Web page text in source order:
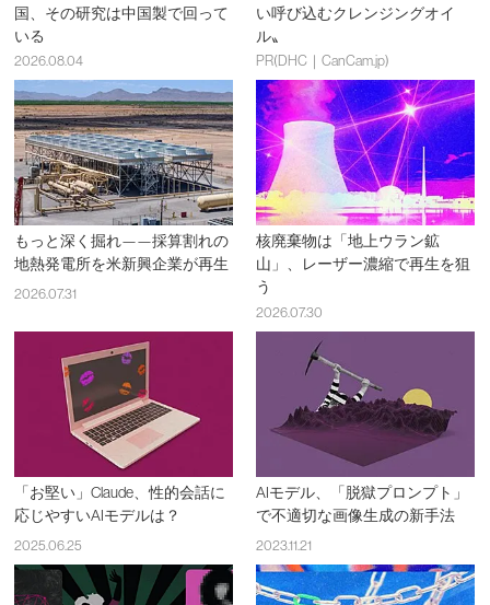
国、その研究は中国製で回って
いる
2026.08.04
い呼び込むクレンジングオイ
ル〟
PR(DHC｜CanCam.jp)
もっと深く掘れ——採算割れの
地熱発電所を米新興企業が再生
2026.07.31
核廃棄物は「地上ウラン鉱
山」、レーザー濃縮で再生を狙
う
2026.07.30
「お堅い」Claude、性的会話に
応じやすいAIモデルは？
2025.06.25
AIモデル、「脱獄プロンプト」
で不適切な画像生成の新手法
2023.11.21